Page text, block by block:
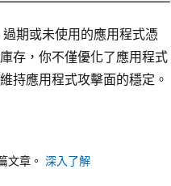
期或未使用的應用程式憑
存，你不僅優化了應用程式
持應用程式攻擊面的穩定。
文章。 深入了解